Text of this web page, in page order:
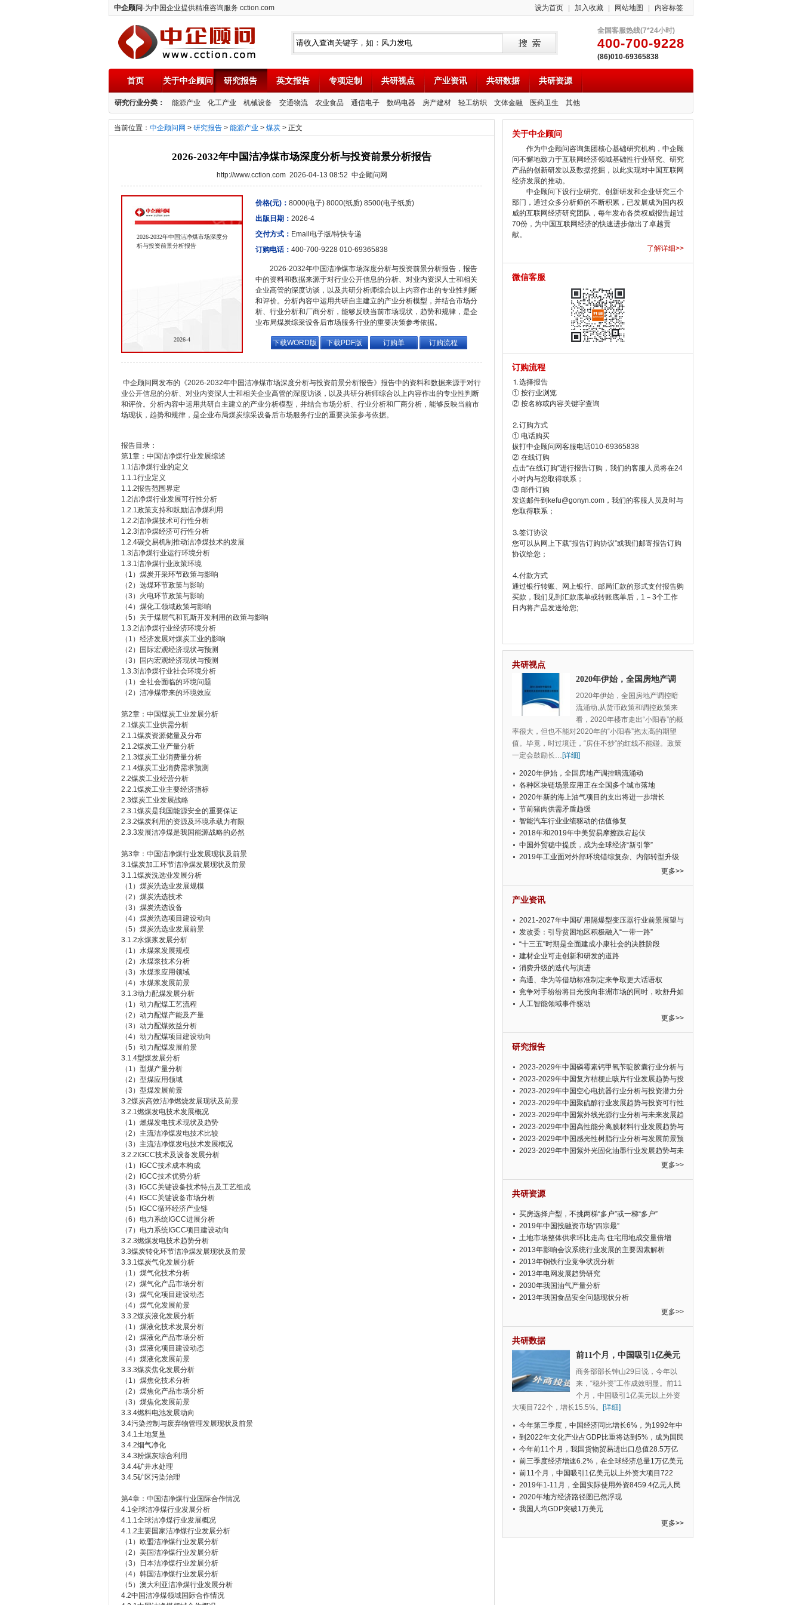
中企顾问-为中国企业提供精准咨询服务 cction.com 设为首页 加入收藏 网站地图 内容标签
中企顾问
全国客服热线(7*24小时)
400-700-9228
(86)010-69365838
首页 关于中企顾问 研究报告 英文报告 专项定制 共研视点 产业资讯 共研数据 共研资源
研究行业分类： 能源产业 化工产业 机械设备 交通物流 农业食品 通信电子 数码电器 房产建材 轻工纺织 文体金融 医药卫生 其他
当前位置： 中企顾问网 > 研究报告 > 能源产业 > 煤炭 > 正文
2026-2032年中国洁净煤市场深度分析与投资前景分析报告
http://www.cction.com 2026-04-13 08:52 中企顾问网
2026-2032年中国洁净煤市场深度分
析与投资前景分析报告
2026-4
价格(元)： 8000(电子) 8000(纸质) 8500(电子纸质)
出版日期： 2026-4
交付方式： Email电子版/特快专递
订购电话： 400-700-9228 010-69365838
2026-2032年中国洁净煤市场深度分析与投资前景分析报告，报告
中的资料和数据来源于对行业公开信息的分析、对业内资深人士和相关
企业高管的深度访谈，以及共研分析师综合以上内容作出的专业性判断
和评价。分析内容中运用共研自主建立的产业分析模型，并结合市场分
析、行业分析和厂商分析，能够反映当前市场现状，趋势和规律，是企
业布局煤炭综采设备后市场服务行业的重要决策参考依据。
下载WORD版 下载PDF版 订购单 订购流程
中企顾问网发布的《2026-2032年中国洁净煤市场深度分析与投资前景分析报告》报告中的资料和数据来源于对行
业公开信息的分析、对业内资深人士和相关企业高管的深度访谈，以及共研分析师综合以上内容作出的专业性判断
和评价。分析内容中运用共研自主建立的产业分析模型，并结合市场分析、行业分析和厂商分析，能够反映当前市
场现状，趋势和规律，是企业布局煤炭综采设备后市场服务行业的重要决策参考依据。
报告目录：
第1章：中国洁净煤行业发展综述
1.1洁净煤行业的定义
1.1.1行业定义
1.1.2报告范围界定
1.2洁净煤行业发展可行性分析
1.2.1政策支持和鼓励洁净煤利用
1.2.2洁净煤技术可行性分析
1.2.3洁净煤经济可行性分析
1.2.4碳交易机制推动洁净煤技术的发展
1.3洁净煤行业运行环境分析
1.3.1洁净煤行业政策环境
（1）煤炭开采环节政策与影响
（2）选煤环节政策与影响
（3）火电环节政策与影响
（4）煤化工领域政策与影响
（5）关于煤层气和瓦斯开发利用的政策与影响
1.3.2洁净煤行业经济环境分析
（1）经济发展对煤炭工业的影响
（2）国际宏观经济现状与预测
（3）国内宏观经济现状与预测
1.3.3洁净煤行业社会环境分析
（1）全社会面临的环境问题
（2）洁净煤带来的环境效应
第2章：中国煤炭工业发展分析
2.1煤炭工业供需分析
2.1.1煤炭资源储量及分布
2.1.2煤炭工业产量分析
2.1.3煤炭工业消费量分析
2.1.4煤炭工业消费需求预测
2.2煤炭工业经营分析
2.2.1煤炭工业主要经济指标
2.3煤炭工业发展战略
2.3.1煤炭是我国能源安全的重要保证
2.3.2煤炭利用的资源及环境承载力有限
2.3.3发展洁净煤是我国能源战略的必然
第3章：中国洁净煤行业发展现状及前景
3.1煤炭加工环节洁净煤发展现状及前景
3.1.1煤炭洗选业发展分析
（1）煤炭洗选业发展规模
（2）煤炭洗选技术
（3）煤炭洗选设备
（4）煤炭洗选项目建设动向
（5）煤炭洗选业发展前景
3.1.2水煤浆发展分析
（1）水煤浆发展规模
（2）水煤浆技术分析
（3）水煤浆应用领域
（4）水煤浆发展前景
3.1.3动力配煤发展分析
（1）动力配煤工艺流程
（2）动力配煤产能及产量
（3）动力配煤效益分析
（4）动力配煤项目建设动向
（5）动力配煤发展前景
3.1.4型煤发展分析
（1）型煤产量分析
（2）型煤应用领域
（3）型煤发展前景
3.2煤炭高效洁净燃烧发展现状及前景
3.2.1燃煤发电技术发展概况
（1）燃煤发电技术现状及趋势
（2）主流洁净煤发电技术比较
（3）主流洁净煤发电技术发展概况
3.2.2IGCC技术及设备发展分析
（1）IGCC技术成本构成
（2）IGCC技术优势分析
（3）IGCC关键设备技术特点及工艺组成
（4）IGCC关键设备市场分析
（5）IGCC循环经济产业链
（6）电力系统IGCC进展分析
（7）电力系统IGCC项目建设动向
3.2.3燃煤发电技术趋势分析
3.3煤炭转化环节洁净煤发展现状及前景
3.3.1煤炭气化发展分析
（1）煤气化技术分析
（2）煤气化产品市场分析
（3）煤气化项目建设动态
（4）煤气化发展前景
3.3.2煤炭液化发展分析
（1）煤液化技术发展分析
（2）煤液化产品市场分析
（3）煤液化项目建设动态
（4）煤液化发展前景
3.3.3煤炭焦化发展分析
（1）煤焦化技术分析
（2）煤焦化产品市场分析
（3）煤焦化发展前景
3.3.4燃料电池发展动向
3.4污染控制与废弃物管理发展现状及前景
3.4.1土地复垦
3.4.2烟气净化
3.4.3粉煤灰综合利用
3.4.4矿井水处理
3.4.5矿区污染治理
第4章：中国洁净煤行业国际合作情况
4.1全球洁净煤行业发展分析
4.1.1全球洁净煤行业发展概况
4.1.2主要国家洁净煤行业发展分析
（1）欧盟洁净煤行业发展分析
（2）美国洁净煤行业发展分析
（3）日本洁净煤行业发展分析
（4）韩国洁净煤行业发展分析
（5）澳大利亚洁净煤行业发展分析
4.2中国洁净煤领域国际合作情况
关于中企顾问
作为中企顾问咨询集团核心基础研究机构，中企顾
问不懈地致力于互联网经济领域基础性行业研究、研究
产品的创新研发以及数据挖掘，以此实现对中国互联网
经济发展的推动。
中企顾问下设行业研究、创新研发和企业研究三个
部门，通过众多分析师的不断积累，已发展成为国内权
威的互联网经济研究团队，每年发布各类权威报告超过
70份，为中国互联网经济的快速进步做出了卓越贡
献。
了解详细>>
微信客服
订购流程
⒈选择报告
① 按行业浏览
② 按名称或内容关键字查询
⒉订购方式
① 电话购买
拔打中企顾问网客服电话010-69365838
② 在线订购
点击“在线订购”进行报告订购，我们的客服人员将在24
小时内与您取得联系；
③ 邮件订购
发送邮件到kefu@gonyn.com，我们的客服人员及时与
您取得联系；
⒊签订协议
您可以从网上下载“报告订购协议”或我们邮寄报告订购
协议给您；
⒋付款方式
通过银行转账、网上银行、邮局汇款的形式支付报告购
买款，我们见到汇款底单或转账底单后，1－3个工作
日内将产品发送给您;
共研视点
2020年伊始，全国房地产调
控暗流涌动
2020年伊始，全国房地产调控暗
流涌动,从货币政策和调控政策来
看，2020年楼市走出“小阳春”的概
率很大，但也不能对2020年的“小阳春”抱太高的期望
值。毕竟，时过境迁，“房住不炒”的红线不能碰。政策
一定会鼓励长…[详细]
2020年伊始，全国房地产调控暗流涌动
各种区块链场景应用正在全国多个城市落地
2020年新的海上油气项目的支出将进一步增长
节前猪肉供需矛盾趋缓
智能汽车行业业绩驱动的估值修复
2018年和2019年中美贸易摩擦跌宕起伏
中国外贸稳中提质，成为全球经济“新引擎”
2019年工业面对外部环境错综复杂、内部转型升级
更多>>
产业资讯
2021-2027年中国矿用隔爆型变压器行业前景展望与
投资前景预测报告
发改委：引导贫困地区积极融入“一带一路”
“十三五”时期是全面建成小康社会的决胜阶段
建材企业可走创新和研发的道路
消费升级的迭代与演进
高通、华为等借助标准制定来争取更大话语权
竞争对手纷纷将目光投向非洲市场的同时，欧舒丹如
此淡定，难道就真的不怕丧失先机吗?
人工智能领域事件驱动
更多>>
研究报告
2023-2029年中国磷霉素钙甲氧苄啶胶囊行业分析与
投资可行性报告
2023-2029年中国复方桔梗止咳片行业发展趋势与投
资潜力分析报告
2023-2029年中国空心电抗器行业分析与投资潜力分
析报告
2023-2029年中国聚硫醇行业发展趋势与投资可行性
报告
2023-2029年中国紫外线光源行业分析与未来发展趋
势报告
2023-2029年中国高性能分离膜材料行业发展趋势与
发展前景预测报告
2023-2029年中国感光性树脂行业分析与发展前景预
测报告
2023-2029年中国紫外光固化油墨行业发展趋势与未
更多>>
共研资源
买房选择户型，不挑两梯“多户”或一梯“多户”
2019年中国投融资市场“四宗最”
土地市场整体供求环比走高 住宅用地成交量倍增
2013年影响会议系统行业发展的主要因素解析
2013年钢铁行业竞争状况分析
2013年电网发展趋势研究
2030年我国油气产量分析
2013年我国食品安全问题现状分析
更多>>
共研数据
前11个月，中国吸引1亿美元
以上外资大项目722个，增长
15.5%
商务部部长钟山29日说，今年以
来，“稳外资”工作成效明显。前11
个月，中国吸引1亿美元以上外资
大项目722个，增长15.5%。 [详细]
今年第三季度，中国经济同比增长6%，为1992年中
国有季度数据以来的新低
到2022年文化产业占GDP比重将达到5%，成为国民
经济支柱产业
今年前11个月，我国货物贸易进出口总值28.5万亿
元人民币，比去年同期增长2.4%
前三季度经济增速6.2%，在全球经济总量1万亿美元
以上的经济体中增速最快
前11个月，中国吸引1亿美元以上外资大项目722
个，增长15.5%
2019年1-11月，全国实际使用外资8459.4亿元人民
币，同比增长6.0%
2020年地方经济路径图已然浮现
我国人均GDP突破1万美元
更多>>